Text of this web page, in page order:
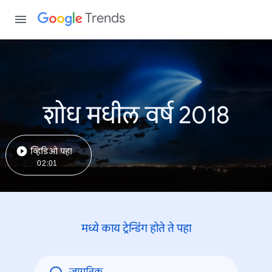
Trends
शोध मधील वर्ष 2018
व्हिडिओ पहा
02:01
मध्ये काय ट्रेन्डिंंग होते ते पहा